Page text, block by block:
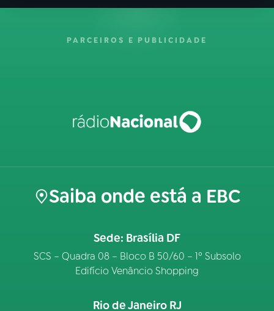
PARCEIROS E PUBLICIDADE
Saiba onde está a EBC
Sede: Brasília DF
SCS – Quadra 08 – Bloco B 50/60 – 1º Subsolo
Edifício Venâncio Shopping
Rio de Janeiro RJ